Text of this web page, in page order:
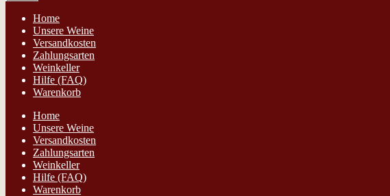
Home
Unsere Weine
Versandkosten
Zahlungsarten
Weinkeller
Hilfe (FAQ)
Warenkorb
Home
Unsere Weine
Versandkosten
Zahlungsarten
Weinkeller
Hilfe (FAQ)
Warenkorb